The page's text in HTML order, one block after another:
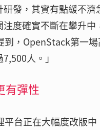
發，其實有點緩不
度確實不斷在攀升
，OpenStack第一
人。」
有彈性
台正在大幅度改版